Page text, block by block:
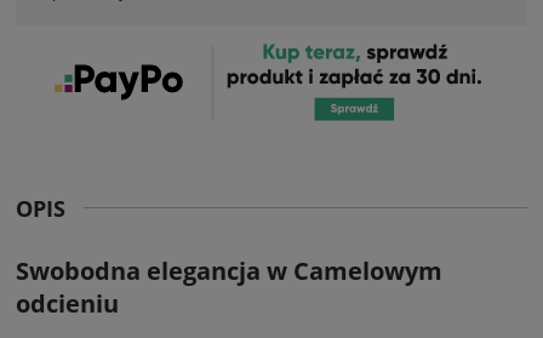
OPIS
Swobodna elegancja w Camelowym
odcieniu